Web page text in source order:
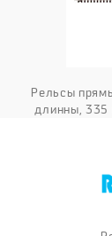
Рельсы
длинны, 335